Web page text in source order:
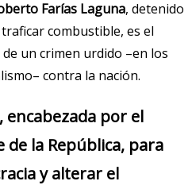
Farías Laguna, detenido
combustible, es el
un crimen urdido –en los
contra la nación.
encabezada por el
de la República, para
y alterar el